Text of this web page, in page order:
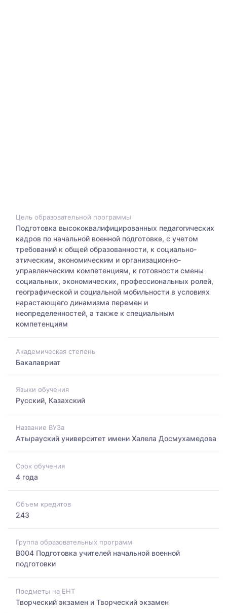
Цель образовательной программы
Подготовка высококвалифицированных педагогических
кадров по начальной военной подготовке, с учетом
требований к общей образованности, к социально-
этическим, экономическим и организационно-
управленческим компетенциям, к готовности смены
социальных, экономических, профессиональных ролей,
географической и социальной мобильности в условиях
нарастающего динамизма перемен и
неопределенностей, а также к специальным
компетенциям
Академическая степень
Бакалавриат
Языки обучения
Русский, Казахский
Название ВУЗа
Атырауский университет имени Халела Досмухамедова
Срок обучения
4 года
Объем кредитов
243
Группа образовательных программ
B004 Подготовка учителей начальной военной
подготовки
Предметы на ЕНТ
Творческий экзамен и Творческий экзамен